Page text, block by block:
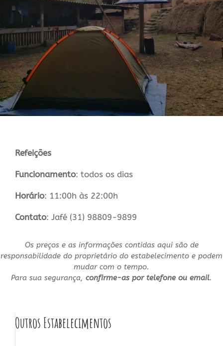
Refeições
Funcionamento: todos os dias
Horário: 11:00h às 22:00h
Contato: Jafé (31) 98809-9899
Os preços e as informações contidas aqui são de
responsabilidade do proprietário do estabelecimento e podem
mudar com o tempo.
Para sua segurança, confirme-as por telefone ou email.
Outros Estabelecimentos